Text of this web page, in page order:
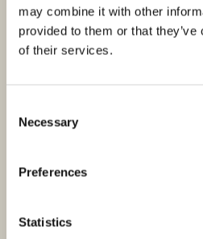
may combine it with other
provided to them or that
of their services.
Selection
Necessary
Preferences
Statistics
Velikost (m²) : 110 M²
Vzdálenost od moře : 900 M
bytového domu v atraktivní
nemovitost je ideální volbou…